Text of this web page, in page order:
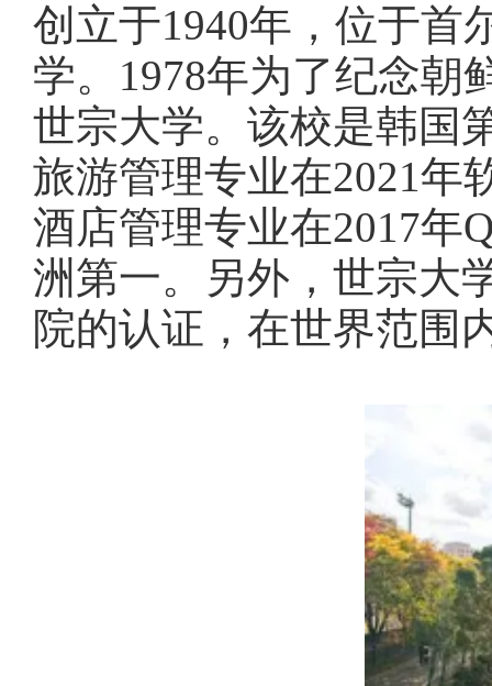
创立于1940年，位于首
学。1978年为了纪念朝
世宗大学。该校是韩国
旅游管理专业在2021年
酒店管理专业在2017年
洲第一。另外，世宗大
院的认证，在世界范围